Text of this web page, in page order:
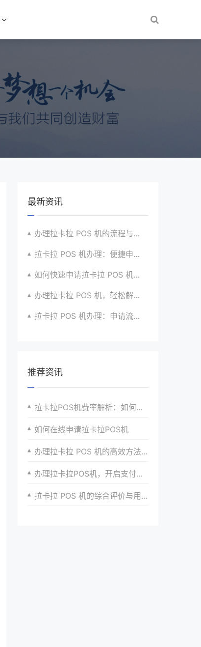
最新资讯
办理拉卡拉 POS 机的流程与技巧总结大公开
拉卡拉 POS 机办理：便捷申请，快速到账超安心
如何快速申请拉卡拉 POS 机？经验分享超有用
办理拉卡拉 POS 机，轻松解决收款难题的办法
拉卡拉 POS 机办理：申请流程简化版来袭
推荐资讯
拉卡拉POS机费率解析：如何降低成本获得更高利润？
如何在线申请拉卡拉POS机
办理拉卡拉 POS 机的高效方法与技巧
办理拉卡拉POS机，开启支付新时代
拉卡拉 POS 机的综合评价与用户建议